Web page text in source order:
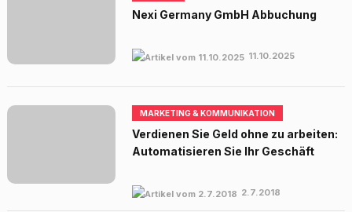
Nexi Germany GmbH Abbuchung
11.10.2025
MARKETING & KOMMUNIKATION
Verdienen Sie Geld ohne zu arbeiten:
Automatisieren Sie Ihr Geschäft
2.7.2018